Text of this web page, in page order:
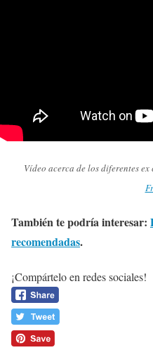
Vídeo acerca de los diferentes
También te podría interesar:
recomendadas.
¡Compártelo en redes sociales!